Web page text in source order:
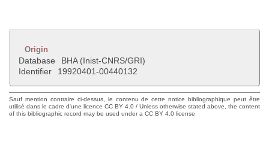
Origin
Database
BHA (Inist-CNRS/GRI)
Identifier
19920401-00440132
Sauf mention contraire ci-dessus, le contenu de cette notice bibliographique peut être
utilisé dans le cadre d'une licence CC BY 4.0 / Unless otherwise stated above, the content
of this bibliographic record may be used under a CC BY 4.0 license